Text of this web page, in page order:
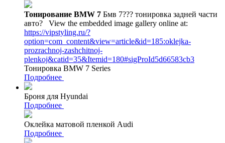
Тонирование BMW 7 Бмв 7??? тонировка задней части
авто?
View the embedded image gallery online at:
https://vipstyling.ru/?
option=com_content&view=article&id=185:oklejka-
prozrachnoj-zashchitnoj-
plenkoj&catid=35&Itemid=180#sigProId5d66583cb3
Тонировка BMW 7 Series
Подробнее
Броня для Hyundai
Подробнее
Оклейка матовой пленкой Audi
Подробнее